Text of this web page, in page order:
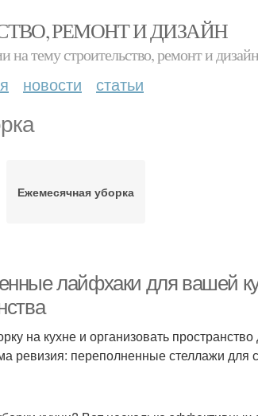
РЕМОНТ И ДИЗАЙН
на тему строительство, ремонт и дизайн
новости статьи
Ежемесячная уборка
лайфхаки для вашей
на кухне и организовать
ревизия: переполненные стеллажи